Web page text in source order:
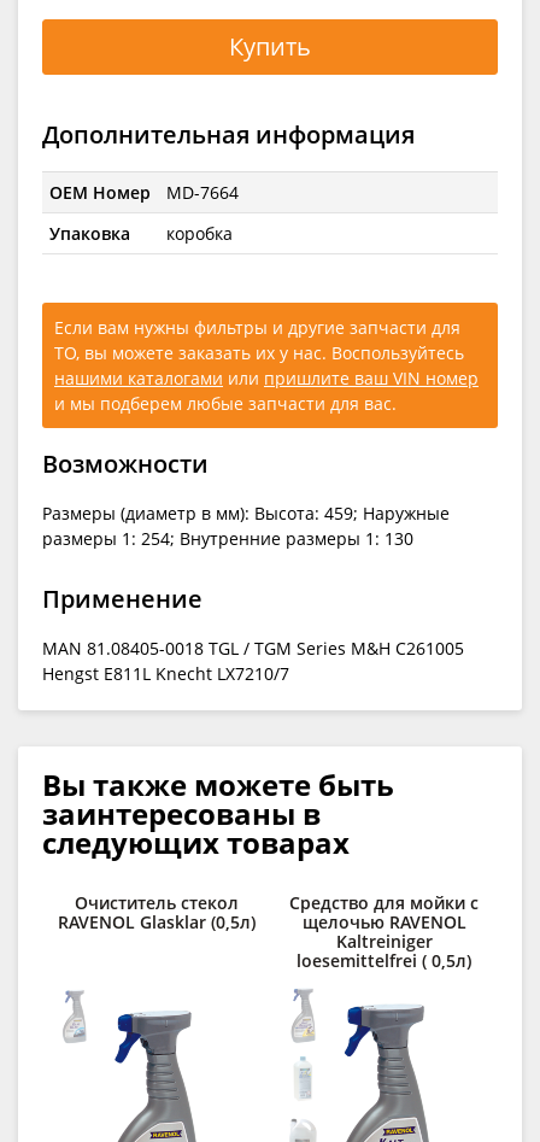
Купить
Дополнительная информация
OEM Номер
MD-7664
Упаковка
коробка
Если вам нужны фильтры и другие запчасти для
ТО, вы можете заказать их у нас. Воспользуйтесь
нашими каталогами или пришлите ваш VIN номер
и мы подберем любые запчасти для вас.
Возможности
Размеры (диаметр в мм): Высота: 459; Наружные
размеры 1: 254; Внутренние размеры 1: 130
Применение
MAN 81.08405-0018 TGL / TGM Series M&H C261005
Hengst E811L Knecht LX7210/7
Вы также можете быть
заинтересованы в
следующих товарах
Очиститель стекол
RAVENOL Glasklar (0,5л)
Средство для мойки с
щелочью RAVENOL
Kaltreiniger
loesemittelfrei ( 0,5л)